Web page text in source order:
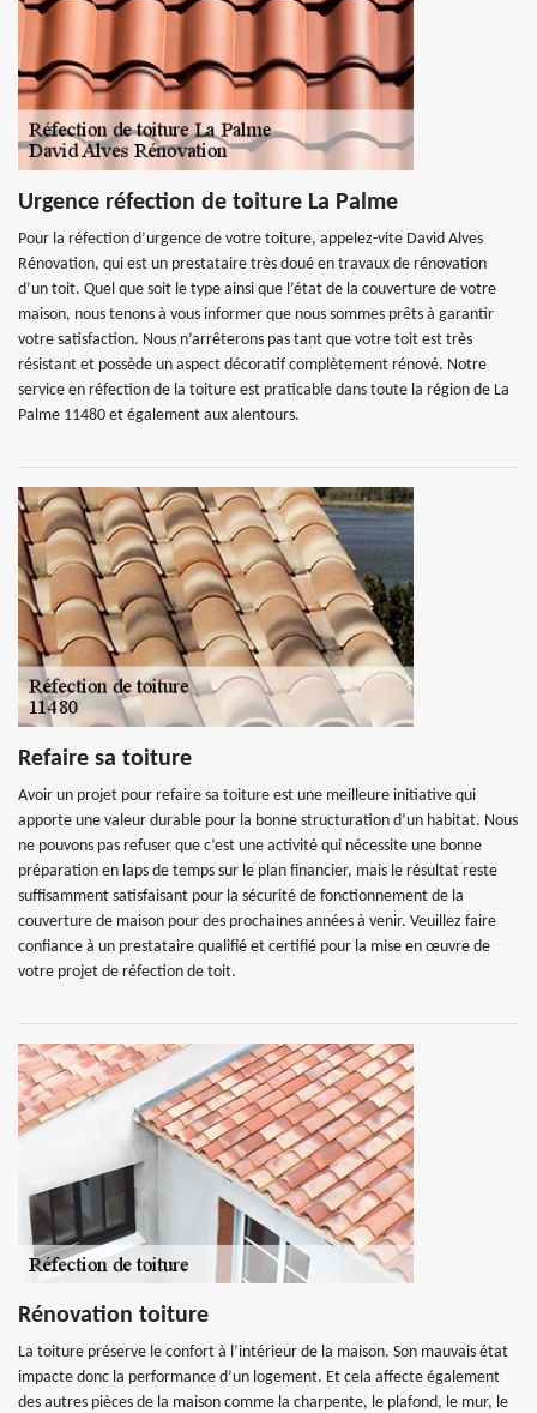
Urgence réfection de toiture La Palme
Pour la réfection d’urgence de votre toiture, appelez-vite David Alves
Rénovation, qui est un prestataire très doué en travaux de rénovation
d’un toit. Quel que soit le type ainsi que l’état de la couverture de votre
maison, nous tenons à vous informer que nous sommes prêts à garantir
votre satisfaction. Nous n’arrêterons pas tant que votre toit est très
résistant et possède un aspect décoratif complètement rénové. Notre
service en réfection de la toiture est praticable dans toute la région de La
Palme 11480 et également aux alentours.
Refaire sa toiture
Avoir un projet pour refaire sa toiture est une meilleure initiative qui
apporte une valeur durable pour la bonne structuration d’un habitat. Nous
ne pouvons pas refuser que c’est une activité qui nécessite une bonne
préparation en laps de temps sur le plan financier, mais le résultat reste
suffisamment satisfaisant pour la sécurité de fonctionnement de la
couverture de maison pour des prochaines années à venir. Veuillez faire
confiance à un prestataire qualifié et certifié pour la mise en œuvre de
votre projet de réfection de toit.
Rénovation toiture
La toiture préserve le confort à l’intérieur de la maison. Son mauvais état
impacte donc la performance d’un logement. Et cela affecte également
des autres pièces de la maison comme la charpente, le plafond, le mur, le